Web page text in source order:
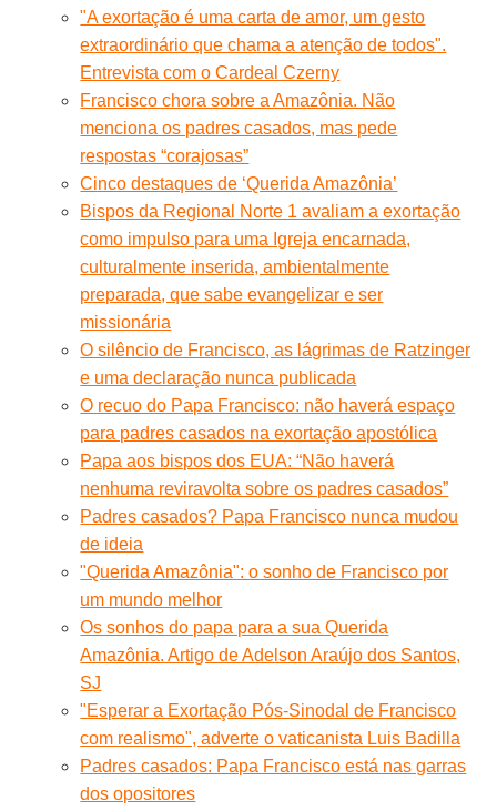
"A exortação é uma carta de amor, um gesto
extraordinário que chama a atenção de todos".
Entrevista com o Cardeal Czerny
Francisco chora sobre a Amazônia. Não
menciona os padres casados, mas pede
respostas “corajosas”
Cinco destaques de ‘Querida Amazônia’
Bispos da Regional Norte 1 avaliam a exortação
como impulso para uma Igreja encarnada,
culturalmente inserida, ambientalmente
preparada, que sabe evangelizar e ser
missionária
O silêncio de Francisco, as lágrimas de Ratzinger
e uma declaração nunca publicada
O recuo do Papa Francisco: não haverá espaço
para padres casados na exortação apostólica
Papa aos bispos dos EUA: “Não haverá
nenhuma reviravolta sobre os padres casados”
Padres casados? Papa Francisco nunca mudou
de ideia
"Querida Amazônia": o sonho de Francisco por
um mundo melhor
Os sonhos do papa para a sua Querida
Amazônia. Artigo de Adelson Araújo dos Santos,
SJ
"Esperar a Exortação Pós-Sinodal de Francisco
com realismo", adverte o vaticanista Luis Badilla
Padres casados: Papa Francisco está nas garras
dos opositores